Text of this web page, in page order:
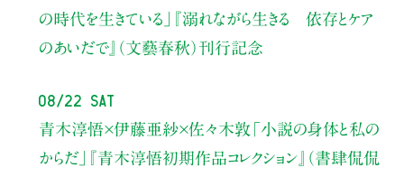
の時代を生きている」
『溺れながら生きる 依存とケア
のあいだで』（文藝春秋）刊行記念
08/22 Sat
青木淳悟×伊藤亜紗×佐々木敦 「小説の身体と私の
からだ」
『青木淳悟初期作品コレクション』（書肆侃侃